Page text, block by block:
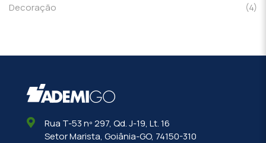
Decoração
(4)
Rua T-53 nº 297, Qd. J-19, Lt. 16
Setor Marista, Goiânia-GO, 74150-310